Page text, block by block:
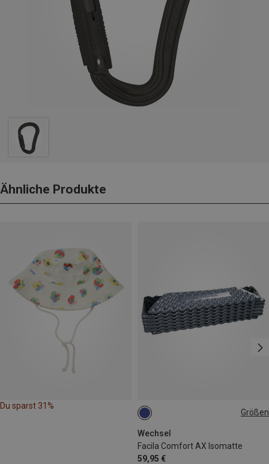
Ähnliche Produkte
Du sparst 31%
Größen
Wechsel
Facila Comfort AX Isomatte
59,95 €
200X60CM